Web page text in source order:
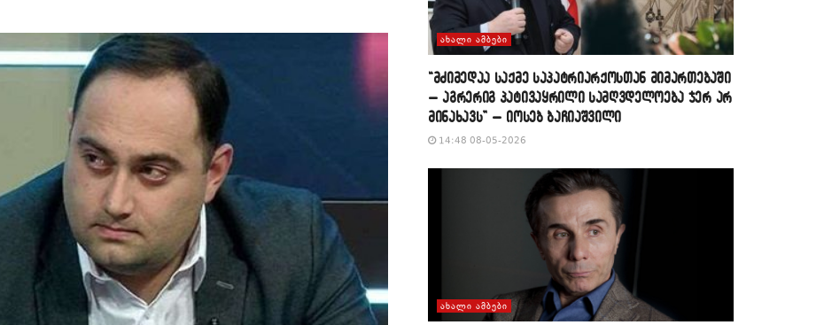
ᲐᲮᲐᲚᲘ ᲐᲛᲑᲔᲑᲘ
“მძიმედაა საქმე საპატრიარქოსთან მიმართებაში
– აგრერიგ პატივაყრილი სამღვდელოება ჯერ არ
მინახავს” – იოსებ ბაჩიაშვილი
14:48 08-05-2026
ᲐᲮᲐᲚᲘ ᲐᲛᲑᲔᲑᲘ